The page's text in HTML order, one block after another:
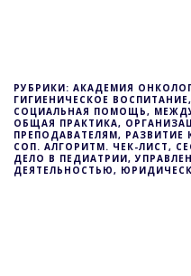
РУБРИКИ: АКАДЕМИЯ
ГИГИЕНИЧЕСКОЕ
СОЦИАЛЬНАЯ ПОМОЩЬ,
ОБЩАЯ ПРАКТИКА,
ПРЕПОДАВАТЕЛЯМ,
СОП. АЛГОРИТМ. ЧЕК-ЛИСТ,
ДЕЛО В ПЕДИАТРИИ,
ДЕЯТЕЛЬНОСТЬЮ,